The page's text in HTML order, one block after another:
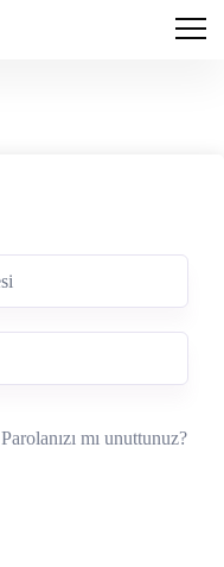
Parolanızı mı unuttunuz?